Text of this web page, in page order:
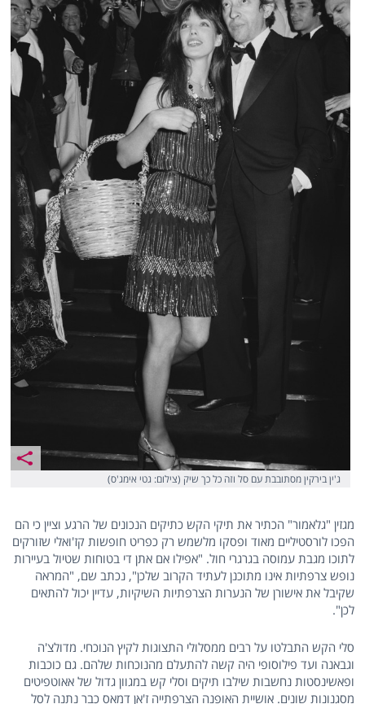
ג'ין בירקין מסתובבת עם סל וזה כל כך שיק (צילום: גטי אימג'ס)
מגזין "גלאמור" הכתיר את תיקי הקש כתיקים הנכונים של הרגע וציין כי הם
הפכו לורסטיליים מאוד ופסקו מלשמש רק כפריט חופשות קז'ואלי שזורקים
לתוכו מגבת עמוסה בגרגרי חול. "אפילו אם אתן די בטוחות שטיול בעיירות
נופש צרפתיות אינו מתוכנן לעתיד הקרוב שלכן", נכתב שם, "המראה
שקיבל את אישורן של הנערות הצרפתיות השיקיות, עדיין יכול להתאים
לכן".
סלי הקש התבלטו על רבים ממסלולי התצוגות לקיץ הנוכחי. מדולצ'ה
וגבאנה ועד פילוסופי היה קשה להתעלם מהנוכחות שלהם. גם כוכבות
ופאשינסטות נחשבות שילבו תיקים וסלי קש במגוון גדול של אאוטפיטים
מסגנונות שונים. אושיית האופנה הצרפתייה ז'אן דמאס כבר נתנה לסל